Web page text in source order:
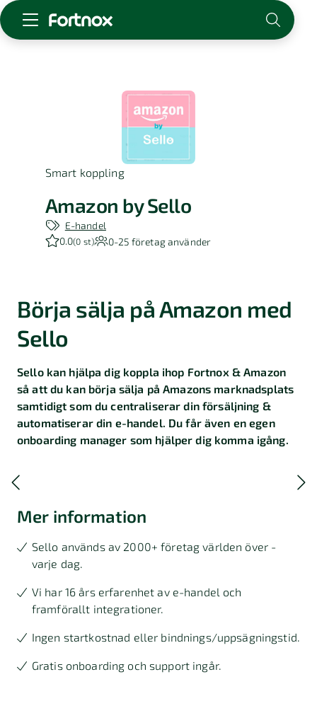
För redovisningsbyrån
Kunskap & inspiration
Logga in
Om Fortnox
Karriär
Kontakt
Smart koppling
Amazon by Sello
E-handel
0.0(0 st) 0-25 företag använder
Börja sälja på Amazon med
Sello
Sello kan hjälpa dig koppla ihop Fortnox & Amazon
så att du kan börja sälja på Amazons marknadsplats
samtidigt som du centraliserar din försäljning &
automatiserar din e-handel. Du får även en egen
onboarding manager som hjälper dig komma igång.
Mer information
Sello används av 2000+ företag världen över -
varje dag.
Vi har 16 års erfarenhet av e-handel och
framförallt integrationer.
Ingen startkostnad eller bindnings/uppsägningstid.
Gratis onboarding och support ingår.